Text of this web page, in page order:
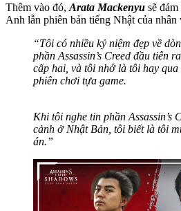
Thêm vào đó, Arata Mackenyu sẽ
Anh lẫn phiên bản tiếng Nhật của nhân
“Tôi có nhiều kỷ niệm đẹp về
phần Assassin’s Creed đầu tiên
cấp hai, và tôi nhớ là tôi hay qua
phiên chơi tựa game.
Khi tôi nghe tin phần Assassin’s
cảnh ở Nhật Bản, tôi biết là tôi
án.”